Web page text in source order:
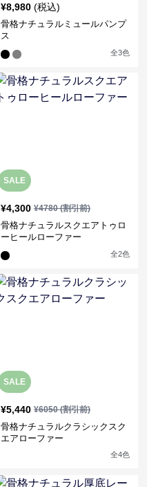
¥8,980 (税込)
骨格ナチュラルミュールパンプ
ス
全3色
SALE
¥4,300 ¥4780(割引前)
骨格ナチュラルスクエアトゥロ
ーヒールローファー
全2色
SALE
¥5,440 ¥6050(割引前)
骨格ナチュラルクラシックスク
エアローファー
全4色